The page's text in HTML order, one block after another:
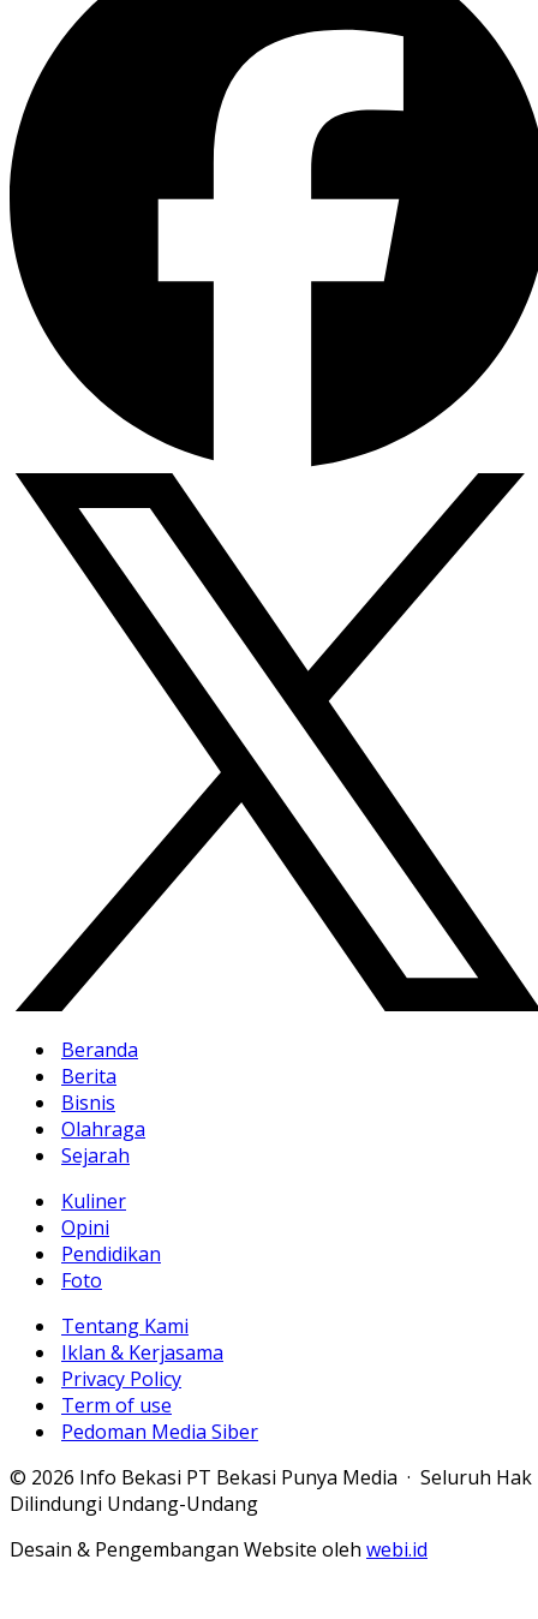
Beranda
Berita
Bisnis
Olahraga
Sejarah
Kuliner
Opini
Pendidikan
Foto
Tentang Kami
Iklan & Kerjasama
Privacy Policy
Term of use
Pedoman Media Siber
© 2026 Info Bekasi PT Bekasi Punya Media · Seluruh Hak
Dilindungi Undang-Undang
Desain & Pengembangan Website oleh webi.id